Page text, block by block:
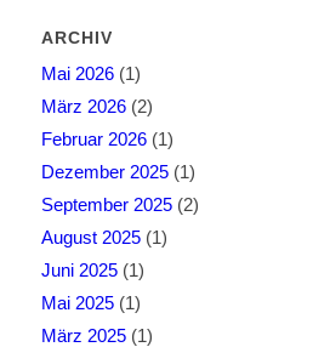
ARCHIV
Mai 2026(1)
März 2026(2)
Februar 2026(1)
Dezember 2025(1)
September 2025(2)
August 2025(1)
Juni 2025(1)
Mai 2025(1)
März 2025(1)